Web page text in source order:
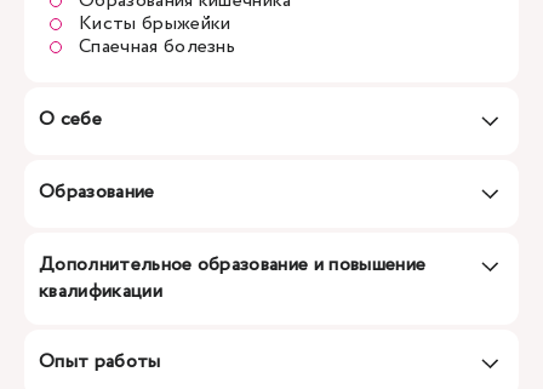
Кисты брыжейки
Спаечная болезнь
О себе
Образование
Дополнительное образование и повышение
квалификации
Опыт работы